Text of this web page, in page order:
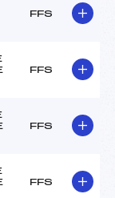
FFS
FFS
FFS
FFS